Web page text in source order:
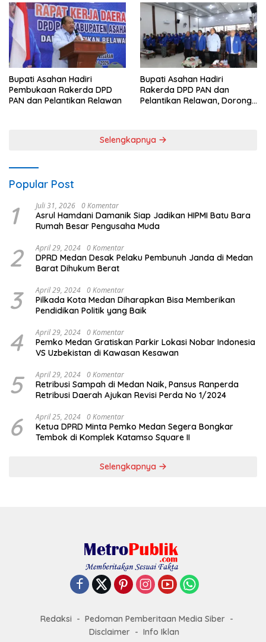
0208/Asahan
Bupati Asahan Hadiri
Pembukaan Rakerda DPD
PAN dan Pelantikan Relawan
Bupati Asahan Hadiri
Rakerda DPD PAN dan
Pelantikan Relawan, Dorong
Selengkapnya
Popular Post
1 Juli 31, 2026 0 Komentar
Asrul Hamdani Damanik Siap Jadikan HIPMI Batu Bara
Rumah Besar Pengusaha Muda
2 April 29, 2024 0 Komentar
DPRD Medan Desak Pelaku Pembunuh Janda di Medan
Barat Dihukum Berat
3 April 29, 2024 0 Komentar
Pilkada Kota Medan Diharapkan Bisa Memberikan
Pendidikan Politik yang Baik
4 April 29, 2024 0 Komentar
Pemko Medan Gratiskan Parkir Lokasi Nobar Indonesia
VS Uzbekistan di Kawasan Kesawan
5 April 29, 2024 0 Komentar
Retribusi Sampah di Medan Naik, Pansus Ranperda
Retribusi Daerah Ajukan Revisi Perda No 1/2024
6 April 25, 2024 0 Komentar
Ketua DPRD Minta Pemko Medan Segera Bongkar
Tembok di Komplek Katamso Square II
Selengkapnya
Redaksi
Pedoman Pemberitaan Media Siber
Disclaimer
Info Iklan